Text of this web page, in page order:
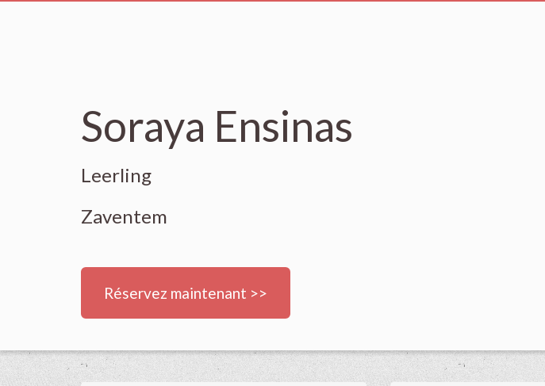
Soraya Ensinas
Leerling
Zaventem
Réservez maintenant >>